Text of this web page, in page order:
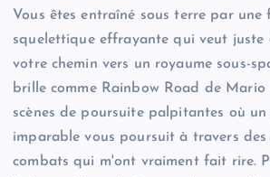
Vous êtes entraîné sous terre par une
squelettique effrayante qui veut juste
votre chemin vers un royaume sous-
brille comme Rainbow Road de
scènes de poursuite palpitantes où
imparable vous poursuit à travers des
combats qui m'ont vraiment fait rire.